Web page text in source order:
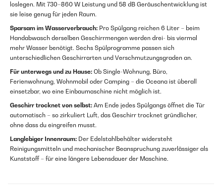
loslegen. Mit 730–860 W Leistung und 58 dB Geräuschentwicklung ist
sie leise genug für jeden Raum.
Sparsam im Wasserverbrauch: Pro Spülgang reichen 6 Liter – beim
Handabwasch derselben Geschirrmengen werden drei- bis viermal
mehr Wasser benötigt. Sechs Spülprogramme passen sich
unterschiedlichen Geschirrarten und Verschmutzungsgraden an.
Für unterwegs und zu Hause: Ob Single-Wohnung, Büro,
Ferienwohnung, Wohnmobil oder Camping – die Oceana ist überall
einsetzbar, wo eine Einbaumaschine nicht möglich ist.
Geschirr trocknet von selbst: Am Ende jedes Spülgangs öffnet die Tür
automatisch – so zirkuliert Luft, das Geschirr trocknet gründlicher,
ohne dass du eingreifen musst.
Langlebiger Innenraum: Der Edelstahlbehälter widersteht
Reinigungsmitteln und mechanischer Beanspruchung zuverlässiger als
Kunststoff – für eine längere Lebensdauer der Maschine.